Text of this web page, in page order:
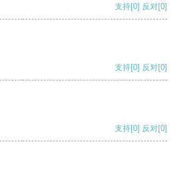
支持[0] 反对[0]
支持[0] 反对[0]
支持[0] 反对[0]